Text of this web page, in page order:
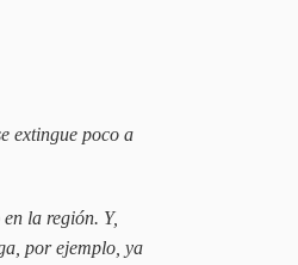
extingue poco a
la región. Y,
por ejemplo, ya